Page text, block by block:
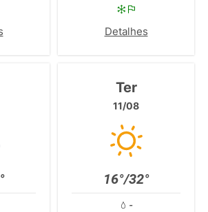
Detalhes
Ter
11/08
16°/32°
-